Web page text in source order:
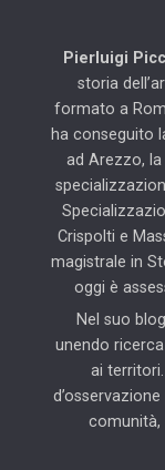
Pierluigi
storia
formato a
ha conseguito
ad Arezzo, la
Crispolti e
magistrale in
oggi è
Nel suo
unendo
ai
comunità,